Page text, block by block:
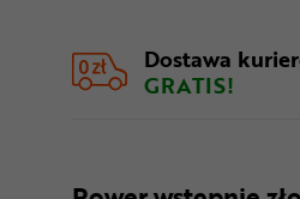
Dostawa
GRATIS!